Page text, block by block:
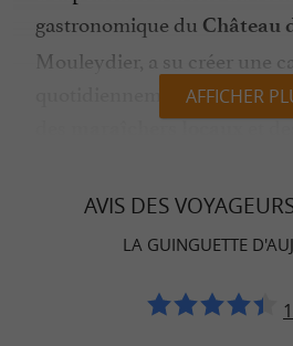
gastronomique du Château
Mouleydier, a su créer une
quotidiennement. En
et
qualité pour concocter des
Le menu de la guinguette
euros, mettant en avant la
AFFICHER
AVIS DES
LA GUINGUETTE